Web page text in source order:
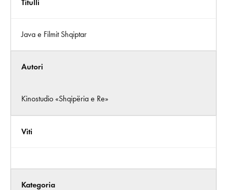
Titulli
Java e Filmit Shqiptar
Autori
Kinostudio «Shqipëria e Re»
Viti
Kategoria